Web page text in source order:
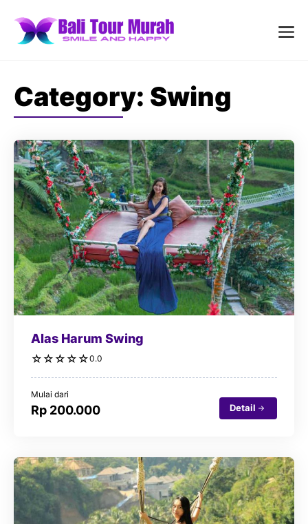
content
Category: Swing
Alas Harum Swing
☆ ☆ ☆ ☆ ☆0.0
Mulai dari
Rp 200.000 Detail